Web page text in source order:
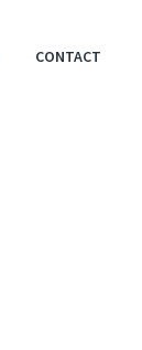
CONTACT